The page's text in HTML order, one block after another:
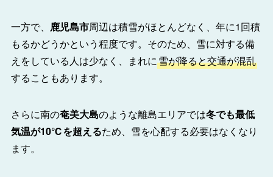
一方で、 鹿児島市周辺は積雪がほとんどなく、年に1回積
もるかどうかという程度です。そのため、雪に対する備
えをしている人は少なく、まれに雪が降ると交通が混乱
することもあります。
さらに南の奄美大島のような離島エリアでは冬でも最低
気温が10℃を超えるため、雪を心配する必要はなくなり
ます。